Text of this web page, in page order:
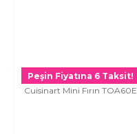
Peşin Fiyatına 6 Taksit!
Cuisinart Mini Fırın TOA60E